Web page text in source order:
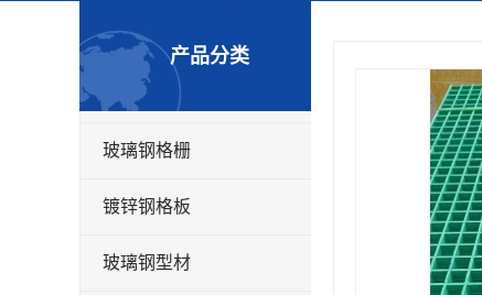
产品分类
玻璃钢格栅
镀锌钢格板
玻璃钢型材